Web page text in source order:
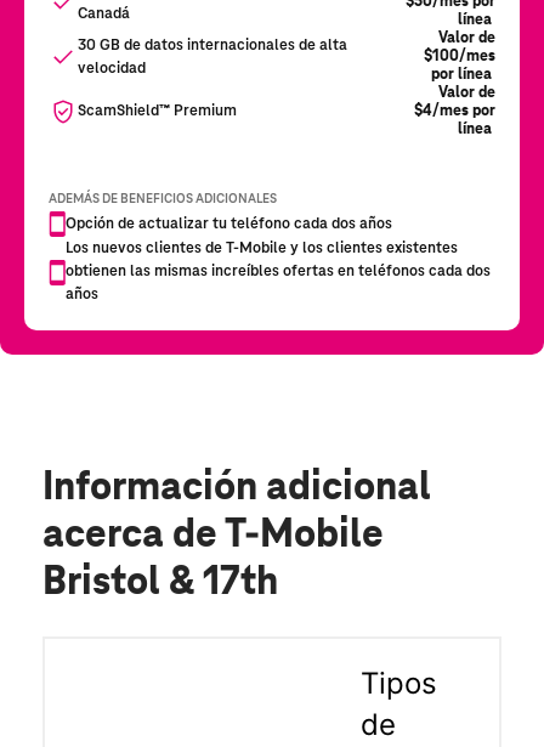
Información adicional
acerca de T-Mobile
Bristol & 17th
Tipos
de